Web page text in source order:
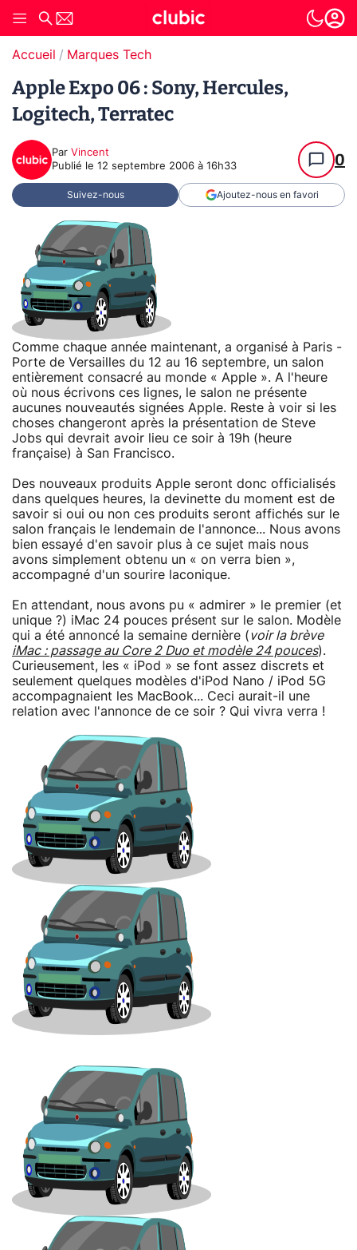
Accueil Marques Tech
Apple Expo 06 : Sony, Hercules,
Logitech, Terratec
Par Vincent
Publié le 12 septembre 2006 à 16h33 0
Suivez-nous Ajoutez-nous en favori
Comme chaque année maintenant, a organisé à Paris -
Porte de Versailles du 12 au 16 septembre, un salon
entièrement consacré au monde « Apple ». A l'heure
où nous écrivons ces lignes, le salon ne présente
aucunes nouveautés signées Apple. Reste à voir si les
choses changeront après la présentation de Steve
Jobs qui devrait avoir lieu ce soir à 19h (heure
française) à San Francisco.
Des nouveaux produits Apple seront donc officialisés
dans quelques heures, la devinette du moment est de
savoir si oui ou non ces produits seront affichés sur le
salon français le lendemain de l'annonce... Nous avons
bien essayé d'en savoir plus à ce sujet mais nous
avons simplement obtenu un « on verra bien »,
accompagné d'un sourire laconique.
En attendant, nous avons pu « admirer » le premier (et
unique ?) iMac 24 pouces présent sur le salon. Modèle
qui a été annoncé la semaine dernière (voir la brève
iMac : passage au Core 2 Duo et modèle 24 pouces).
Curieusement, les « iPod » se font assez discrets et
seulement quelques modèles d'iPod Nano / iPod 5G
accompagnaient les MacBook... Ceci aurait-il une
relation avec l'annonce de ce soir ? Qui vivra verra !